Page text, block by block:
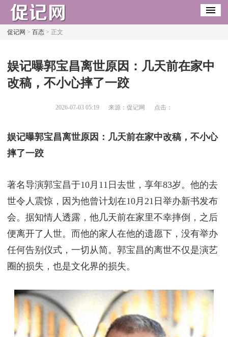
促记网 > 百态> 正文
​娱记曝郭宝昌离世原因：几天前在家中
改稿，不小心摔了一跤
2026-07-03 05:19 来源：促记网 点击：
娱记曝郭宝昌离世原因：几天前在家中改稿，不小心
摔了一跤
著名导演郭宝昌于10月11日去世，享年83岁。他的去
世令人震惊，因为他曾计划在10月21日举办新书发布
会。据知情人透露，他几天前在家里不幸摔倒，之后
便离开了人世。而他的家人在他的遗愿下，没有举办
任何告别仪式，一切从简。郭宝昌的离世不仅是演艺
圈的损失，也是文化界的损失。